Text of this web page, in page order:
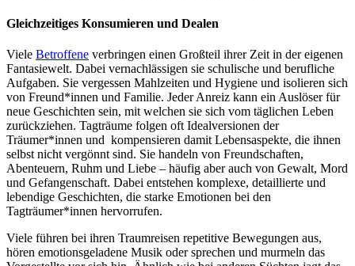
Gleichzeitiges Konsumieren und Dealen
Viele Betroffene verbringen einen Großteil ihrer Zeit in der eigenen
Fantasiewelt. Dabei vernachlässigen sie schulische und berufliche
Aufgaben. Sie vergessen Mahlzeiten und Hygiene und isolieren sich
von Freund*innen und Familie. Jeder Anreiz kann ein Auslöser für
neue Geschichten sein, mit welchen sie sich vom täglichen Leben
zurückziehen. Tagträume folgen oft Idealversionen der
Träumer*innen und kompensieren damit Lebensaspekte, die ihnen
selbst nicht vergönnt sind. Sie handeln von Freundschaften,
Abenteuern, Ruhm und Liebe – häufig aber auch von Gewalt, Mord
und Gefangenschaft. Dabei entstehen komplexe, detaillierte und
lebendige Geschichten, die starke Emotionen bei den
Tagträumer*innen hervorrufen.
Viele führen bei ihren Traumreisen repetitive Bewegungen aus,
hören emotionsgeladene Musik oder sprechen und murmeln das